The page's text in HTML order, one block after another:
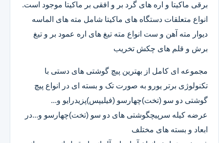
برقی ماکیتا و اره های گرد بر و افقی بر ماکیتا موجود است.
انواع متعلقات دستگاه های ماکیتا شامل مته های الماسه
دیوار مته آهن و ست انواع مته تیغ های اره عمود بر و تیغ
برش و قلم های چکش تخریب
مجموعه ای کامل از بهترین پیچ گوشتی های دستی با
تکنولوژی برتر یورو به صورت تک و بسته ای در انواع پیچ
گوشتی دو سو (تخت)چهارسو (فیلیپس)پزیدرایو و...
عرضه کیله سرپیچگوشتی های دو سو (تخت)چهارسو و...در
ابعاد و بسته های مختلف